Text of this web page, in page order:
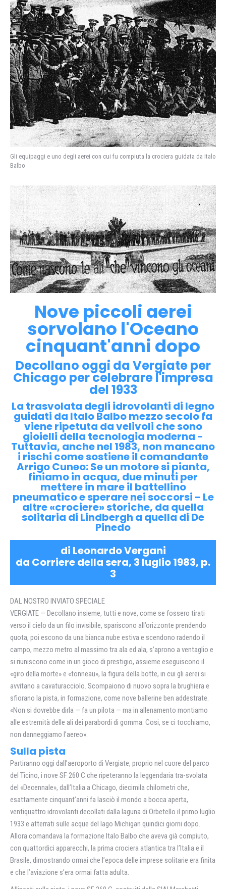
Gli equipaggi e uno degli aerei con cui fu compiuta la crociera guidata da Italo
Balbo
Nove piccoli aerei
sorvolano l'Oceano
cinquant'anni dopo
Decollano oggi da Vergiate per
Chicago per celebrare l'impresa
del 1933
La trasvolata degli idrovolanti di legno
guidati da Italo Balbo mezzo secolo fa
viene ripetuta da velivoli che sono
gioielli della tecnologia moderna -
Tuttavia, anche nel 1983, non mancano
i rischi come sostiene il comandante
Arrigo Cuneo: Se un motore si pianta,
finiamo in acqua, due minuti per
mettere in mare il battellino
pneumatico e sperare nei soccorsi - Le
altre «crociere» storiche, da quella
solitaria di Lindbergh a quella di De
Pinedo
di Leonardo Vergani
da Corriere della sera, 3 luglio 1983, p.
3
DAL NOSTRO INVIATO SPECIALE
VERGIATE — Decollano insieme, tutti e nove, come se fossero tirati
verso il cielo da un filo invisibile, spariscono all’orizzonte prendendo
quota, poi escono da una bianca nube estiva e scendono radendo il
campo, mezzo metro al massimo tra ala ed ala, s’aprono a ventaglio e
si riuniscono come in un gioco di prestigio, assieme eseguiscono il
«giro della morte» e «tonneau», la figura della botte, in cui gli aerei si
avvitano a cavaturacciolo. Scompaiono di nuovo sopra la brughiera e
sfiorano la pista, in formazione, come nove ballerine ben addestrate.
«Non si dovrebbe dirla — fa un pilota — ma in allenamento montiamo
alle estremità delle ali dei parabordi di gomma. Cosi, se ci tocchiamo,
non danneggiamo l’aereo».
Sulla pista
Partiranno oggi dall’aeroporto di Vergiate, proprio nel cuore del parco
del Ticino, i nove SF 260 C che ripeteranno la leggendaria tra-svolata
del «Decennale», dall’Italia a Chicago, diecimila chilometri che,
esattamente cinquant’anni fa lasciò il mondo a bocca aperta,
ventiquattro idrovolanti decollati dalla laguna di Orbetello il primo luglio
1933 e atterrati sulle acque del lago Michigan quindici giorni dopo.
Allora comandava la formazione Italo Balbo che aveva già compiuto,
con quattordici apparecchi, la prima crociera atlantica tra l’Italia e il
Brasile, dimostrando ormai che l’epoca delle imprese solitarie era finita
e che l’aviazione s’era ormai fatta adulta.